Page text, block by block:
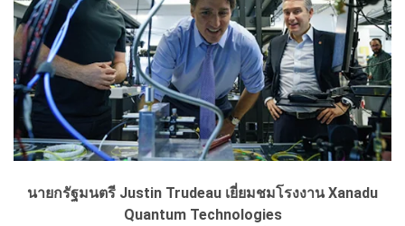
นายกรัฐมนตรี Justin Trudeau เยี่ยมชมโรงงาน Xanadu
Quantum Technologies